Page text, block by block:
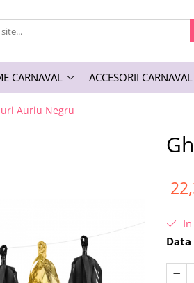
CARNAVAL ACCESORII CARNAVAL
Auriu Negru